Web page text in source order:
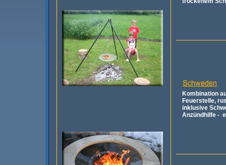
Kombination
Feuerstelle, r
inklusive
Anzündhilfe -